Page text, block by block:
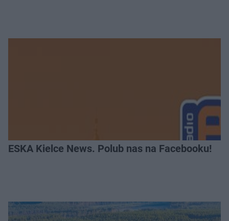
ESKA Kielce News. Polub nas na Facebooku!